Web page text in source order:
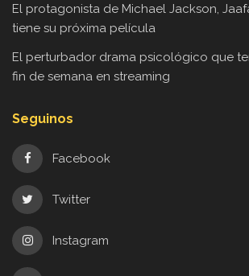
El protagonista de Michael Jackson,
tiene su próxima película
El perturbador drama psicológico que
fin de semana en streaming
Seguinos
Facebook
Twitter
Instagram